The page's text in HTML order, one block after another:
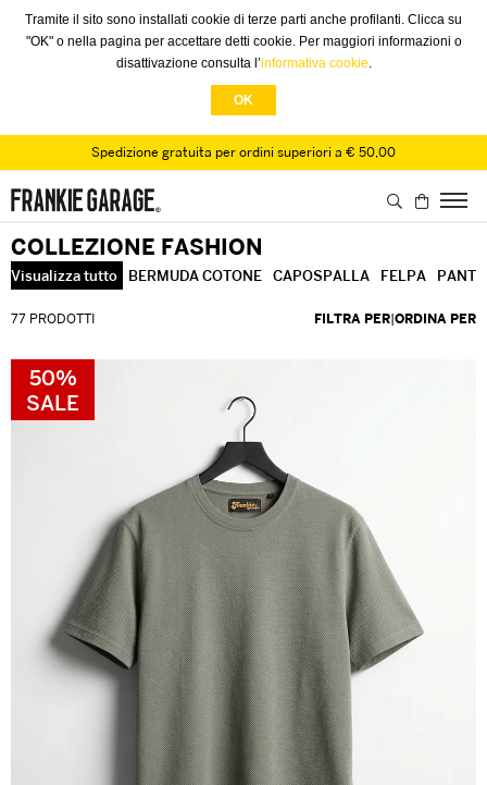
Tramite il sito sono installati cookie di terze parti anche profilanti. Clicca su
"OK" o nella pagina per accettare detti cookie. Per maggiori informazioni o
disattivazione consulta l’informativa cookie.
OK
Spedizione gratuita per ordini superiori a € 50,00
COLLEZIONE FASHION
Visualizza tutto BERMUDA COTONE CAPOSPALLA FELPA
77 PRODOTTI FILTRA PER|ORDINA PER
50%
SALE